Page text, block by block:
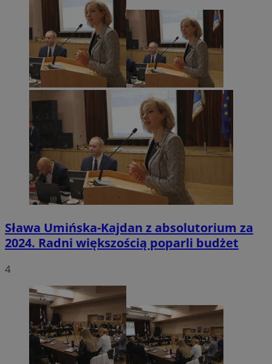
Sława Umińska-Kajdan z absolutorium za
2024. Radni większością poparli budżet
4